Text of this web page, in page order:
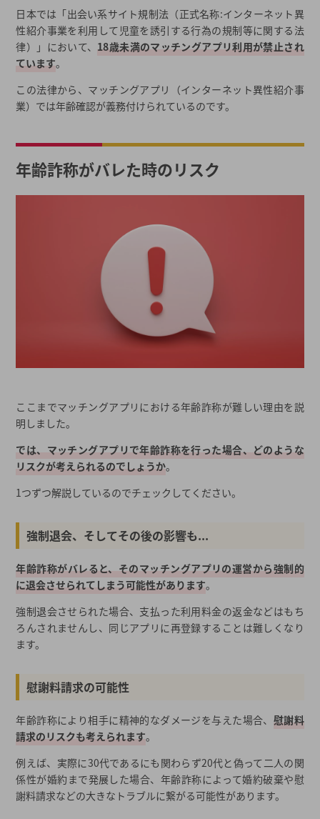
日本では「出会い系サイト規制法（正式名称:インターネット異
性紹介事業を利用して児童を誘引する行為の規制等に関する法
律）」において、 18歳未満のマッチングアプリ利用が禁止され
ています。
この法律から、マッチングアプリ（インターネット異性紹介事
業）では年齢確認が義務付けられているのです。
年齢詐称がバレた時のリスク
ここまでマッチングアプリにおける年齢詐称が難しい理由を説
明しました。
では、マッチングアプリで年齢詐称を行った場合、どのような
リスクが考えられるのでしょうか。
1つずつ解説しているのでチェックしてください。
強制退会、そしてその後の影響も...
年齢詐称がバレると、そのマッチングアプリの運営から強制的
に退会させられてしまう可能性があります。
強制退会させられた場合、支払った利用料金の返金などはもち
ろんされませんし、同じアプリに再登録することは難しくなり
ます。
慰謝料請求の可能性
年齢詐称により相手に精神的なダメージを与えた場合、 慰謝料
請求のリスクも考えられます。
例えば、実際に30代であるにも関わらず20代と偽って二人の関
係性が婚約まで発展した場合、年齢詐称によって婚約破棄や慰
謝料請求などの大きなトラブルに繋がる可能性があります。